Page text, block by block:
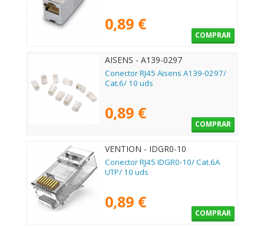
0,89 €
COMPRAR
AISENS - A139-0297
Conector RJ45 Aisens A139-0297/
Cat.6/ 10 uds
0,89 €
COMPRAR
VENTION - IDGR0-10
Conector RJ45 IDGR0-10/ Cat.6A
UTP/ 10 uds
0,89 €
COMPRAR